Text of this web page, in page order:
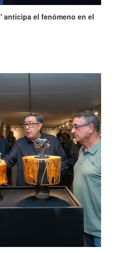
anticipa el fenómeno en el